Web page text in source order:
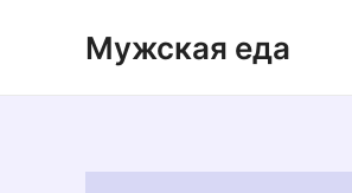
Мужская еда